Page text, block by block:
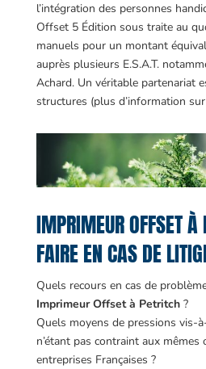
l’intégration des personnes
Offset 5 Édition sous traite au
manuels pour un montant
auprès plusieurs E.S.A.T.
Achard. Un véritable partenariat
structures (plus d’information sur
IMPRIMEUR OFFSET À
FAIRE EN CAS DE
Quels recours en cas de
Imprimeur Offset à Petritch?
Quels moyens de pressions vis-
n’étant pas contraint aux
entreprises Françaises ?